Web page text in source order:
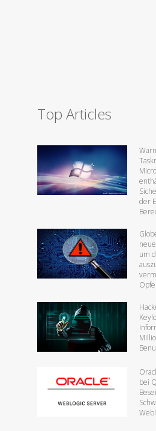
Top Articles
der
um
bei